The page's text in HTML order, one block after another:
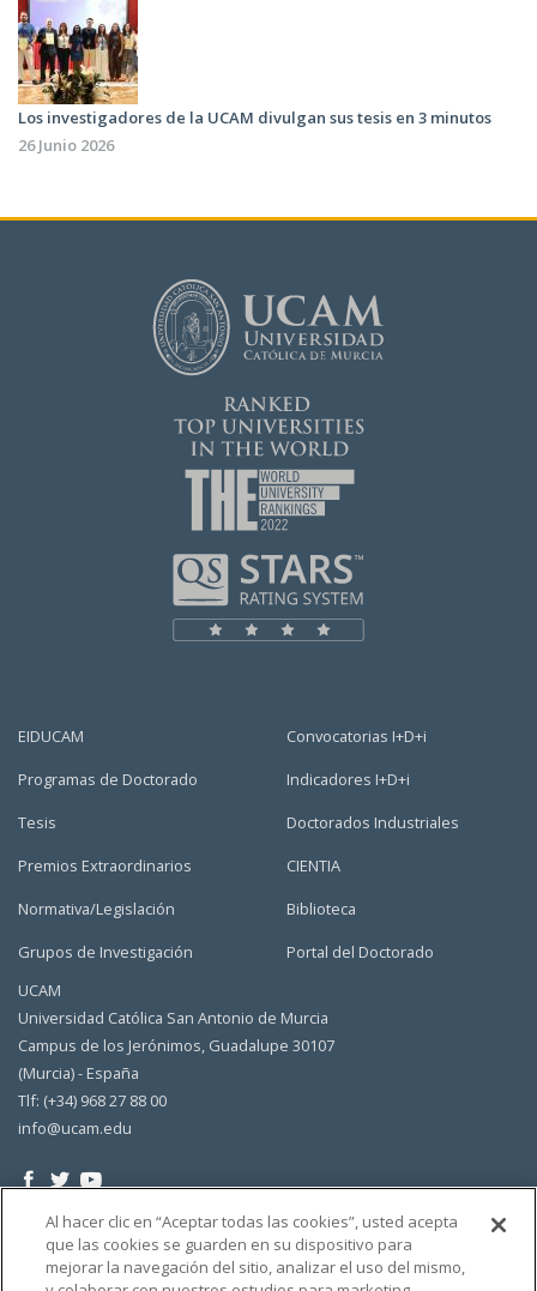
Los investigadores de la UCAM divulgan sus tesis en 3 minutos
26 Junio 2026
EIDUCAM
Programas de Doctorado
Tesis
Premios Extraordinarios
Normativa/Legislación
Grupos de Investigación
Convocatorias I+D+i
Indicadores I+D+i
Doctorados Industriales
CIENTIA
Biblioteca
Portal del Doctorado
UCAM
Universidad Católica San Antonio de Murcia
Campus de los Jerónimos, Guadalupe 30107
(Murcia) - España
Tlf: (+34) 968 27 88 00
info@ucam.edu
Al hacer clic en “Aceptar todas las cookies”, usted acepta
que las cookies se guarden en su dispositivo para
mejorar la navegación del sitio, analizar el uso del mismo,